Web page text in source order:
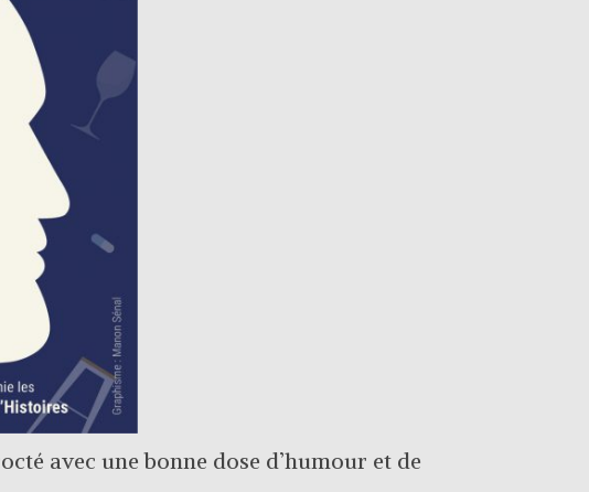
avec une bonne dose d’humour et de